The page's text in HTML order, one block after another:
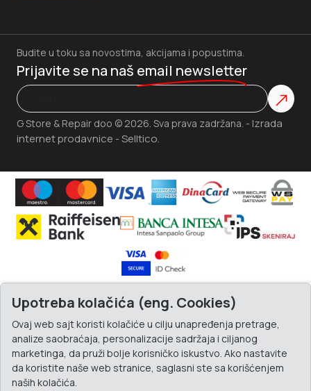
G Store & Repair doo © 2026. Sva prava zadržana. - Izrada
internet prodavnice - Selltico.
Budite u toku sa novostima, akcijama i popustima.
Prijavite se na naš email newsletter
Upotreba kolačića (eng. Cookies)
Ovaj web sajt koristi kolačiće u cilju unapređenja pretrage,
analize saobraćaja, personalizacije sadržaja i ciljanog
marketinga, da pruži bolje korisničko iskustvo. Ako nastavite
da koristite naše web stranice, saglasni ste sa korišćenjem
naših kolačića.